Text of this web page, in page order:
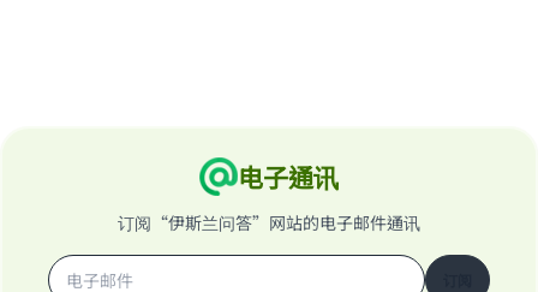
电子通讯
订阅“伊斯兰问答”网站的电子邮件通讯